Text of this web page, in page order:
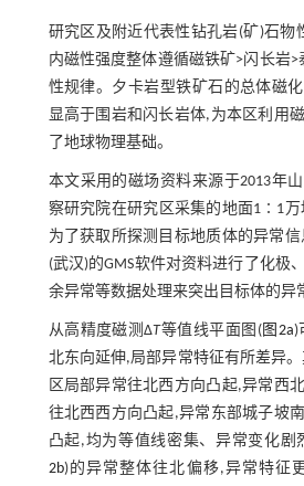
研究区及附近代表性钻孔岩(矿)石物
内磁性强度整体遵循磁铁矿>闪长岩
性规律。夕卡岩型铁矿石的总体磁
显高于围岩和闪长岩体,为本区利用
了地球物理基础。
本文采用的磁场资料来源于2013年
察研究院在研究区采集的地面1∶1万
为了获取所探测目标地质体的异常
(武汉)的GMS软件对资料进行了化极
余异常等数据处理来突出目标体的异
从高精度磁测ΔT等值线平面图( 图2a)
北东向延伸,局部异常特征有所差异
区局部异常往北西方向凸起,异常西
往北西西方向凸起,异常东部城子坡
凸起,均为等值线密集、异常变化剧
2b)的异常整体往北偏移,异常特征